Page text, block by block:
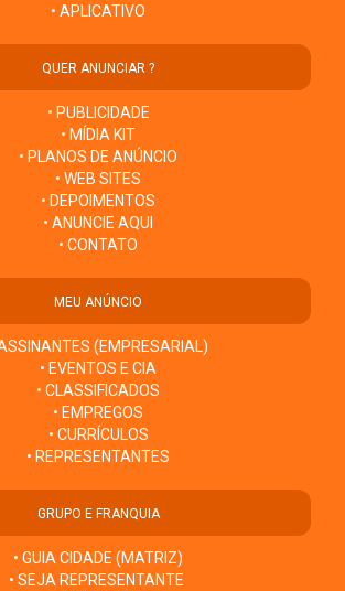
• APLICATIVO
QUER ANUNCIAR ?
• PUBLICIDADE
• MÍDIA KIT
• PLANOS DE ANÚNCIO
• WEB SITES
• DEPOIMENTOS
• ANUNCIE AQUI
• CONTATO
MEU ANÚNCIO
(EMPRESARIAL)
• EVENTOS E CIA
• CLASSIFICADOS
• EMPREGOS
• CURRÍCULOS
• REPRESENTANTES
GRUPO E FRANQUIA
• GUIA CIDADE (MATRIZ)
• SEJA REPRESENTANTE